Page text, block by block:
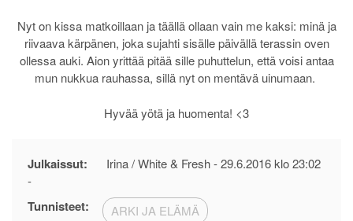
Nyt on kissa matkoillaan ja täällä ollaan vain me kaksi: minä ja
riivaava kärpänen, joka sujahti sisälle päivällä terassin oven
ollessa auki. Aion yrittää pitää sille puhuttelun, että voisi antaa
mun nukkua rauhassa, sillä nyt on mentävä uinumaan.
Hyvää yötä ja huomenta! <3
Julkaissut: Irina / White & Fresh -29.6.2016 klo 23:02
-
Tunnisteet:
ARKI JA ELÄMÄ